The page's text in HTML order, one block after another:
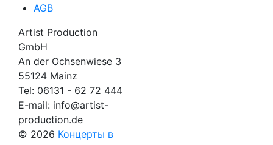
AGB
Artist Production
GmbH
An der Ochsenwiese 3
55124 Mainz
Tel: 06131 - 62 72 444
E-mail: info@artist-
production.de
© 2026 Концерты в